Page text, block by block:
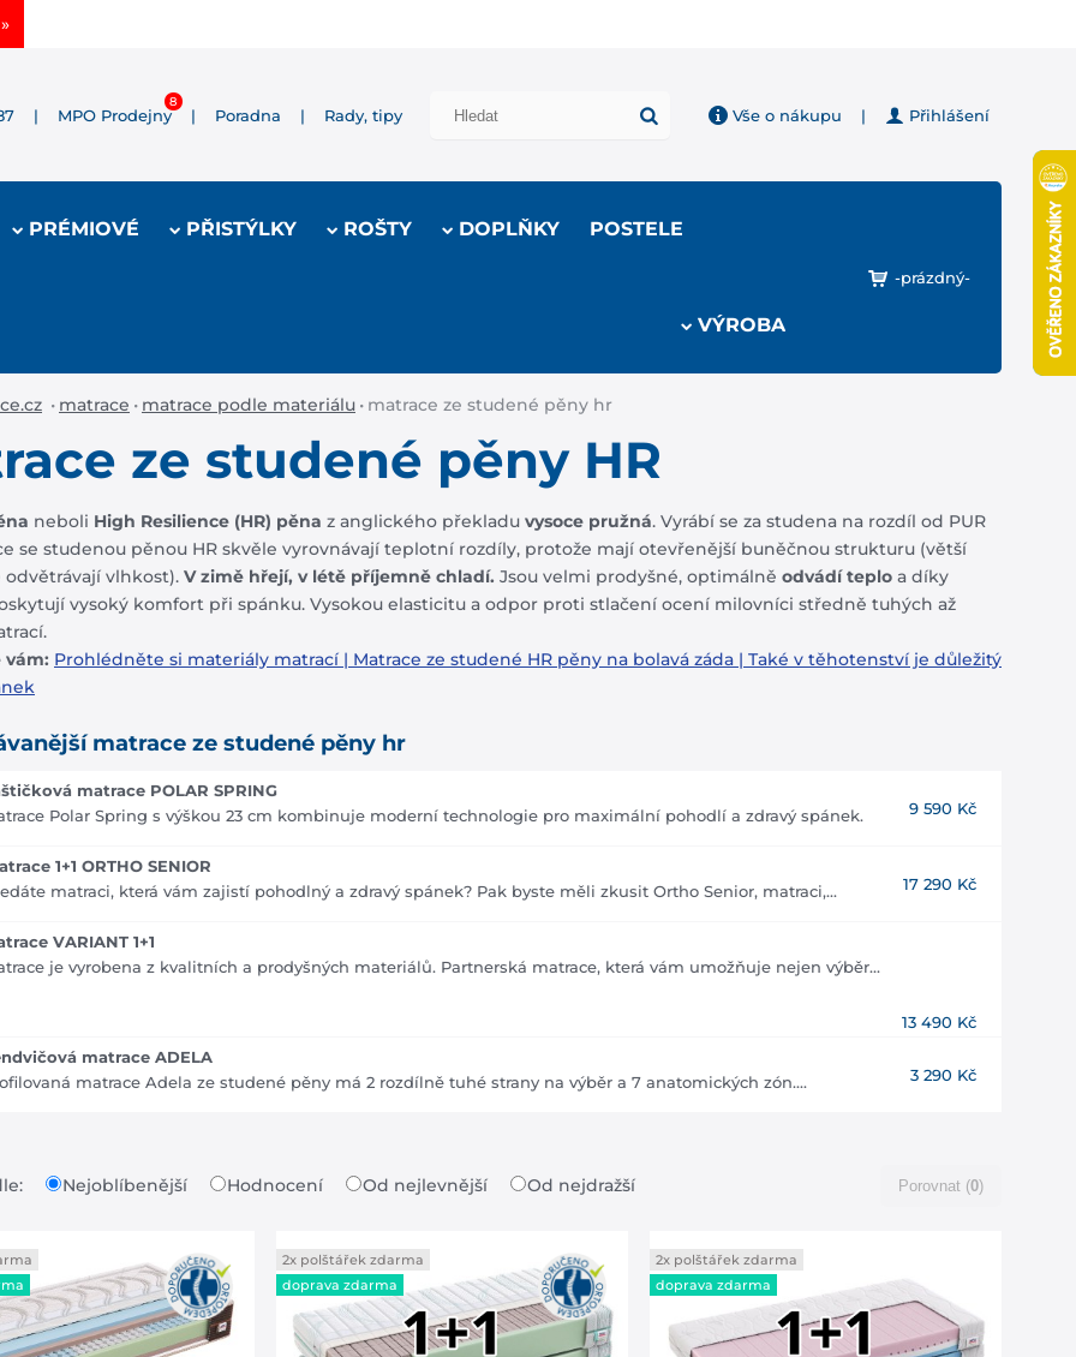
»
Vše o nákupu | Přihlášení
| MPO Prodejny| Poradna | Rady, tipy
PRÉMIOVÉ PŘISTÝLKY ROŠTY DOPLŇKY POSTELE
VÝROBA
-prázdný-
• matrace • matrace podle materiálu • matrace ze studené pěny hr
ze studené pěny HR
neboli High Resilience (HR) pěna z anglického překladu vysoce pružná. Vyrábí se za studena na rozdíl od PUR
se studenou pěnou HR skvěle vyrovnávají teplotní rozdíly, protože mají otevřenější buněčnou strukturu (větší
vlhkost). V zimě hřejí, v létě příjemně chladí. Jsou velmi prodyšné, optimálně odvádí teplo a díky
vysoký komfort při spánku. Vysokou elasticitu a odpor proti stlačení ocení milovníci středně tuhých až
vám: Prohlédněte si materiály matrací | Matrace ze studené HR pěny na bolavá záda | Také v těhotenství je důležitý
matrace ze studené pěny hr
matrace POLAR SPRING
Polar Spring s výškou 23 cm kombinuje moderní technologie pro maximální pohodlí a zdravý spánek.
9 590 Kč
1+1 ORTHO SENIOR
matraci, která vám zajistí pohodlný a zdravý spánek? Pak byste měli zkusit Ortho Senior, matraci,...
17 290 Kč
VARIANT 1+1
je vyrobena z kvalitních a prodyšných materiálů. Partnerská matrace, která vám umožňuje nejen výběr...
13 490 Kč
matrace ADELA
matrace Adela ze studené pěny má 2 rozdílně tuhé strany na výběr a 7 anatomických zón....
3 290 Kč
Nejoblíbenější Hodnocení Od nejlevnější Od nejdražší Porovnat (0)
2x polštářek zdarma
doprava zdarma
2x polštářek zdarma
doprava zdarma